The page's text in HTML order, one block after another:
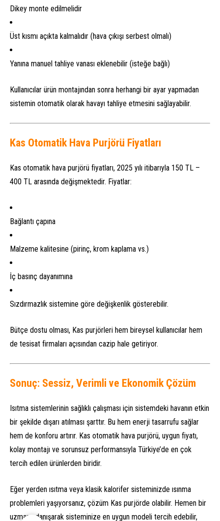
Dikey monte edilmelidir
Üst kısmı açıkta kalmalıdır (hava çıkışı serbest olmalı)
Yanına manuel tahliye vanası eklenebilir (isteğe bağlı)
Kullanıcılar ürün montajından sonra herhangi bir ayar yapmadan
sistemin otomatik olarak havayı tahliye etmesini sağlayabilir.
Kas Otomatik Hava Purjörü Fiyatları
Kas otomatik hava purjörü fiyatları, 2025 yılı itibarıyla 150 TL –
400 TL arasında değişmektedir. Fiyatlar:
Bağlantı çapına
Malzeme kalitesine (pirinç, krom kaplama vs.)
İç basınç dayanımına
Sızdırmazlık sistemine göre değişkenlik gösterebilir.
Bütçe dostu olması, Kas purjörleri hem bireysel kullanıcılar hem
de tesisat firmaları açısından cazip hale getiriyor.
Sonuç: Sessiz, Verimli ve Ekonomik Çözüm
Isıtma sistemlerinin sağlıklı çalışması için sistemdeki havanın etkin
bir şekilde dışarı atılması şarttır. Bu hem enerji tasarrufu sağlar
hem de konforu artırır. Kas otomatik hava purjörü, uygun fiyatı,
kolay montajı ve sorunsuz performansıyla Türkiye’de en çok
tercih edilen ürünlerden biridir.
Eğer yerden ısıtma veya klasik kalorifer sisteminizde ısınma
problemleri yaşıyorsanız, çözüm Kas purjörde olabilir. Hemen bir
uzmana danışarak sisteminize en uygun modeli tercih edebilir,
Deha Enerji
Cevap Yaz